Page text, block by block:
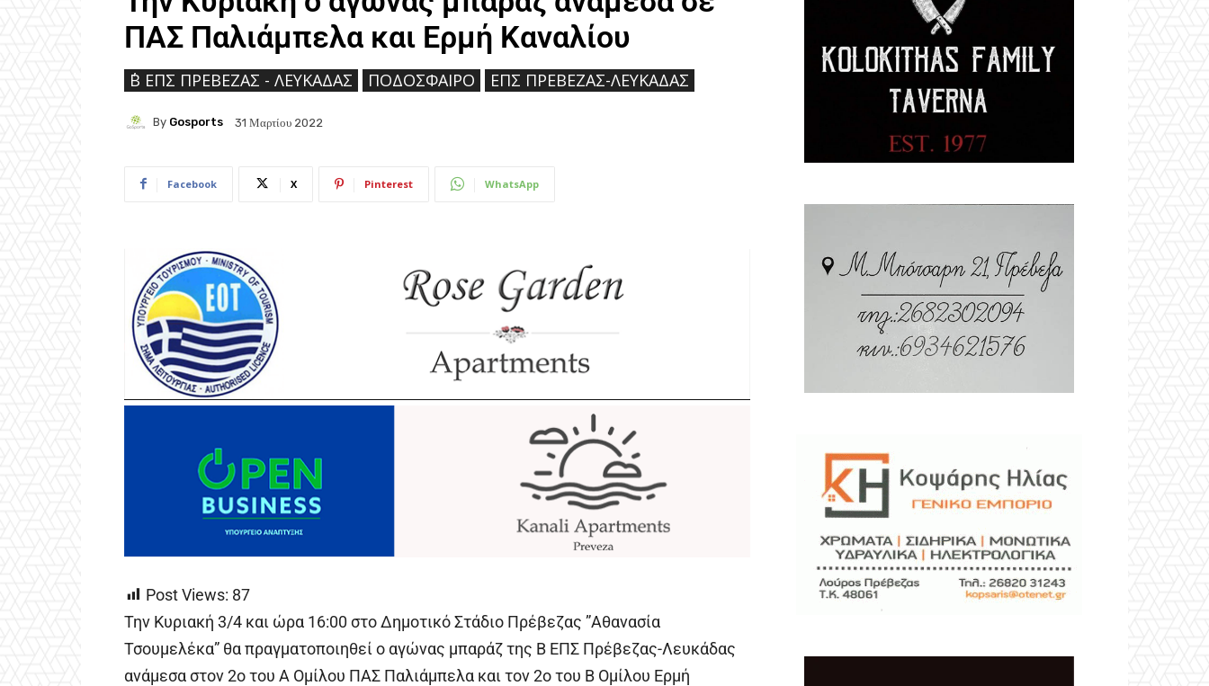
ΠΑΣ Παλιάμπελα και Ερμή Καναλίου
΄Β ΕΠΣ ΠΡΈΒΕΖΑΣ - ΛΕΥΚΆΔΑΣ ΠΟΔΌΣΦΑΙΡΟ ΕΠΣ ΠΡΈΒΕΖΑΣ-ΛΕΥΚΆΔΑΣ
By Gosports 31 Μαρτίου 2022
Facebook X Pinterest WhatsApp
Post Views: 87
Την Κυριακή 3/4 και ώρα 16:00 στο Δημοτικό Στάδιο Πρέβεζας ”Αθανασία
Τσουμελέκα” θα πραγματοποιηθεί ο αγώνας μπαράζ της Β ΕΠΣ Πρέβεζας-Λευκάδας
ανάμεσα στον 2ο του Α Ομίλου ΠΑΣ Παλιάμπελα και τον 2ο του Β Ομίλου Ερμή